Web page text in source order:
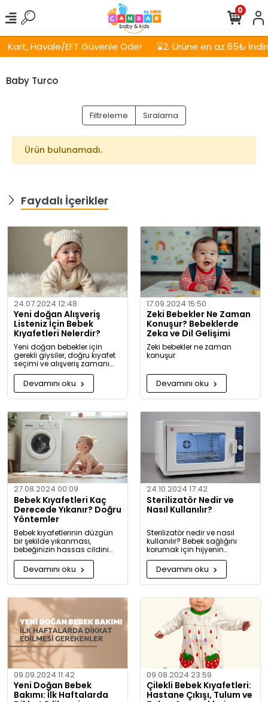
Havale/EFT Güvenle Öde! ⌛2. Ürüne en az 65₺
0
Baby Turco
Filtreleme Sıralama
Ürün bulunamadı.
Faydalı İçerikler
24.07.2024 12:48
Yeni doğan Alışveriş
Listeniz İçin Bebek
Kıyafetleri Nelerdir?
Yeni doğan bebekler için
gerekli giysiler, doğru kıyafet
seçimi ve alışveriş zamanı
hakkında kapsamlı bilgiler ve
tavsiyeler.
Devamını oku
17.09.2024 15:50
Zeki Bebekler Ne Zaman
Konuşur? Bebeklerde
Zeka ve Dil Gelişimi
Zeki bebekler ne zaman
konuşur
Devamını oku
27.08.2024 00:09
Bebek Kıyafetleri Kaç
Derecede Yıkanır? Doğru
Yöntemler
Bebek kıyafetlerinin düzgün
bir şekilde yıkanması,
bebeğinizin hassas cildini
korumak için oldukça
önemlidir. Bu rehberde, bebek
giysilerinizi nasıl ve hangi
koşullarda yıkamanız
bilgiler bulacaksınız.
Devamını oku
24.10.2024 17:42
Sterilizatör Nedir ve
Nasıl Kullanılır?
Sterilizatör nedir ve nasıl
kullanılır? Bebek sağlığını
korumak için hijyenin
önemini keşfedin. Buharlı ve
UV sterilizatörlerle mikroplara
karşı tam koruma!
Devamını oku
09.09.2024 11:42
Yeni Doğan Bebek
Bakımı: İlk Haftalarda
09.08.2024 23:59
Çilekli Bebek Kıyafetleri:
Hastane Çıkışı, Tulum ve